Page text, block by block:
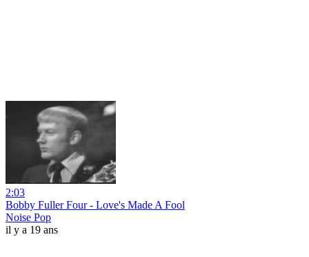
2:03
Bobby Fuller Four - Love's Made A Fool
Noise Pop
il y a 19 ans